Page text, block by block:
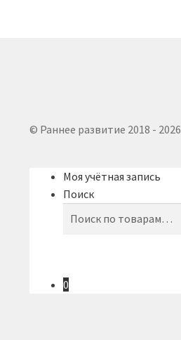
© Раннее развитие 2018 - 2026
Моя учётная запись
Поиск
0